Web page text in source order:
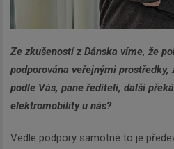
Ze zkušeností z Dánska víme, že
podporována veřejnými
podle Vás, pane řediteli, další
elektromobility u nás?
Vedle podpory samotné to je